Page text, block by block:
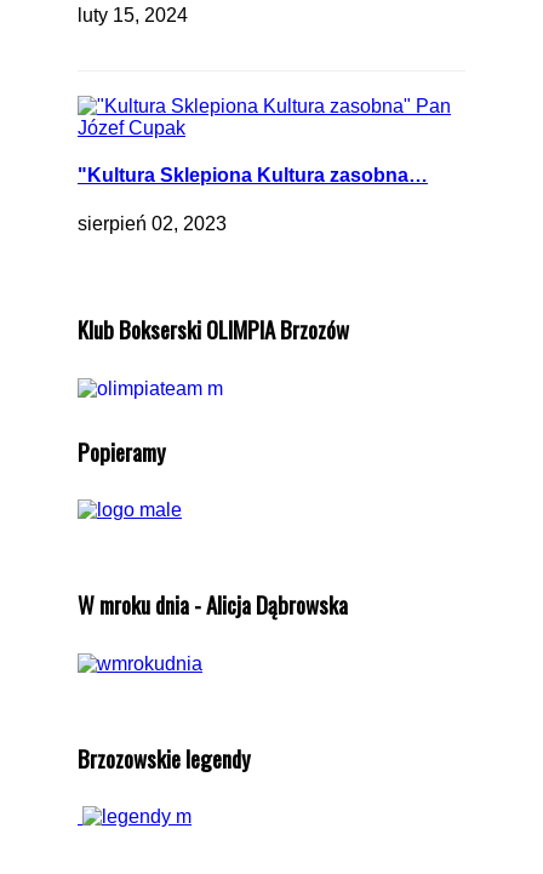
luty 15, 2024
"Kultura Sklepiona Kultura zasobna…
sierpień 02, 2023
Klub Bokserski OLIMPIA Brzozów
Popieramy
W mroku dnia - Alicja Dąbrowska
Brzozowskie legendy